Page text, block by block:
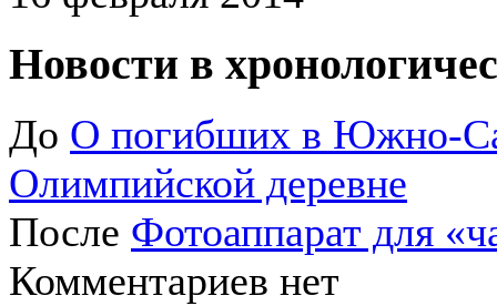
Новости в
До О погибших в Южно-
Олимпийской деревне
После Фотоаппарат для
Комментариев нет